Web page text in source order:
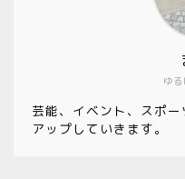
ゆ
芸能、イベント、スポ
アップしていきます。